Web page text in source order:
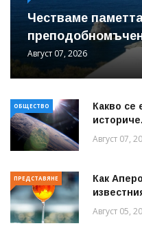
Честваме
Август 07, 2026
ОБЩЕСТВО
Какво се
Август 07,
ПРЕДСТАВЯНЕ
Как
Август 05,